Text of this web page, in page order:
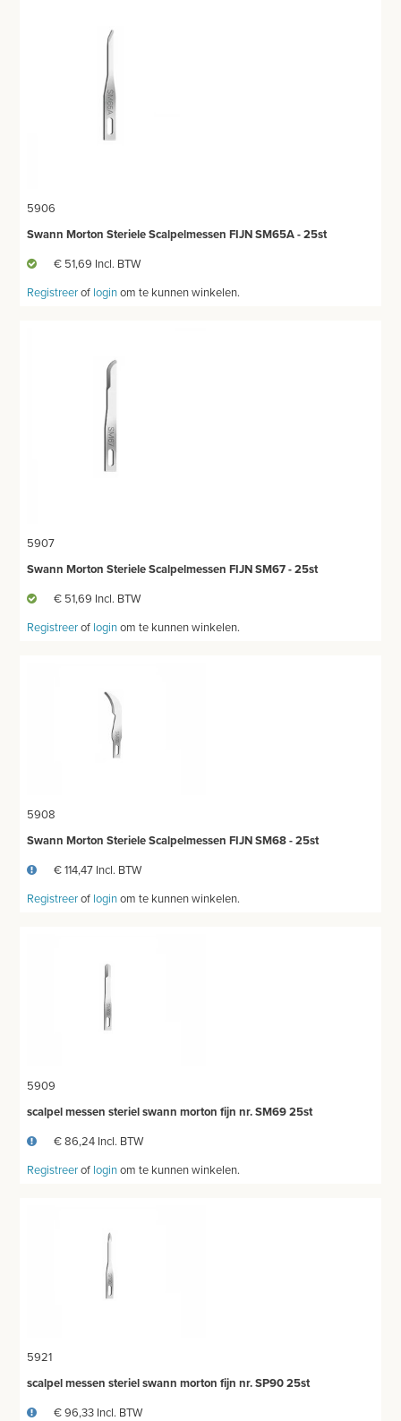
5906
Swann Morton Steriele Scalpelmessen FIJN SM65A - 25st
€ 51,69 Incl. BTW
Registreerof loginom te kunnen winkelen.
5907
Swann Morton Steriele Scalpelmessen FIJN SM67 - 25st
€ 51,69 Incl. BTW
Registreerof loginom te kunnen winkelen.
5908
Swann Morton Steriele Scalpelmessen FIJN SM68 - 25st
€ 114,47 Incl. BTW
Registreerof loginom te kunnen winkelen.
5909
scalpel messen steriel swann morton fijn nr. SM69 25st
€ 86,24 Incl. BTW
Registreerof loginom te kunnen winkelen.
5921
scalpel messen steriel swann morton fijn nr. SP90 25st
€ 96,33 Incl. BTW